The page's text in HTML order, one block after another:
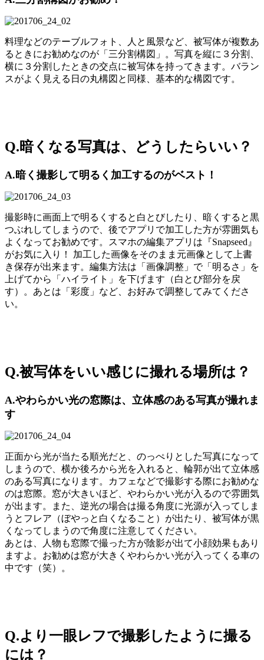
料理などのテーブルフォト、人と風景など、被写体が複数あ
るときにお勧めなのが「三分割構図」。写真を縦に３分割、
横に３分割したときの交点に被写体を持ってきます。バラン
スがよく見える日の丸構図と同様、基本的な構図です。
Q.暗くなる写真は、どうしたらいい？
A.暗く撮影して明るく加工するのがベスト！
撮影時に画面上で明るくすると白とびしたり、暗くすると黒
つぶれしてしまうので、後でアプリで加工した方が雰囲気も
よくなってお勧めです。スマホの編集アプリは『Snapseed』
がお気に入り！ 加工した画像をそのまま元画像として上書
き保存が出来ます。編集方法は「画像調整」で「明るさ」を
上げてから「ハイライト」を下げます（白とび部分を戻
す）。あとは「彩度」など、お好みで調整してみてくださ
い。
Q.被写体をいい感じに撮れる場所は？
A.やわらかい光の窓際は、立体感のある写真が撮れま
す
正面から光が当たる順光だと、のっぺりとした写真になって
しまうので、横か後ろから光を入れると、輪郭が出て立体感
のある写真になります。カフェなどで撮影する際にお勧めな
のは窓際。窓が大きいほど、やわらかい光が入るので雰囲気
が出ます。また、逆光の場合は撮る角度に光源が入ってしま
うとフレア（ぼやっと白くなること）が出たり、被写体が黒
くなってしまうので角度に注意してください。
あとは、人物も窓際で撮った方が陰影が出て小顔効果もあり
ますよ。お勧めは窓が大きくやわらかい光が入ってくる車の
中です（笑）。
Q.より一眼レフで撮影したように撮る
には？